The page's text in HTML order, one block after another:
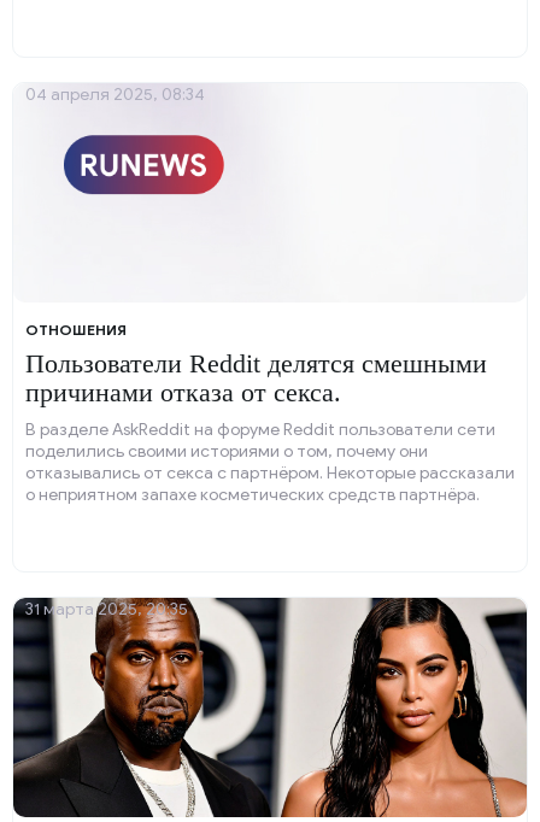
ОТНОШЕНИЯ
Пользователи Reddit делятся смешными
причинами отказа от секса.
В разделе AskReddit на форуме Reddit пользователи сети
поделились своими историями о том, почему они
отказывались от секса с партнёром. Некоторые рассказали
о неприятном запахе косметических средств партнёра.
04 апреля 2025, 08:34
31 марта 2025, 20:35